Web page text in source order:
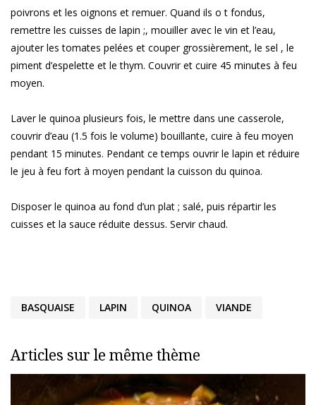
poivrons et les oignons et remuer. Quand ils o t fondus,
remettre les cuisses de lapin ;, mouiller avec le vin et l’eau,
ajouter les tomates pelées et couper grossièrement, le sel , le
piment d’espelette et le thym. Couvrir et cuire 45 minutes à feu
moyen.
Laver le quinoa plusieurs fois, le mettre dans une casserole,
couvrir d’eau (1.5 fois le volume) bouillante, cuire à feu moyen
pendant 15 minutes. Pendant ce temps ouvrir le lapin et réduire
le jeu à feu fort à moyen pendant la cuisson du quinoa.
Disposer le quinoa au fond d’un plat ; salé, puis répartir les
cuisses et la sauce réduite dessus. Servir chaud.
BASQUAISE LAPIN QUINOA VIANDE
Articles sur le même thème